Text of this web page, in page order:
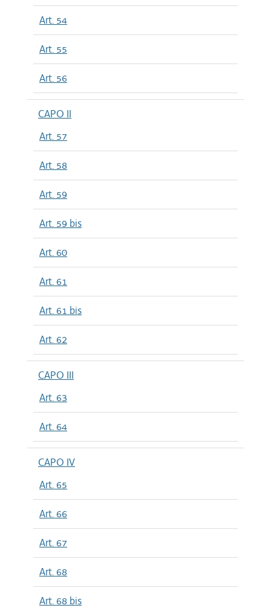
Art. 54
Art. 55
Art. 56
CAPO II
Art. 57
Art. 58
Art. 59
Art. 59 bis
Art. 60
Art. 61
Art. 61 bis
Art. 62
CAPO III
Art. 63
Art. 64
CAPO IV
Art. 65
Art. 66
Art. 67
Art. 68
Art. 68 bis